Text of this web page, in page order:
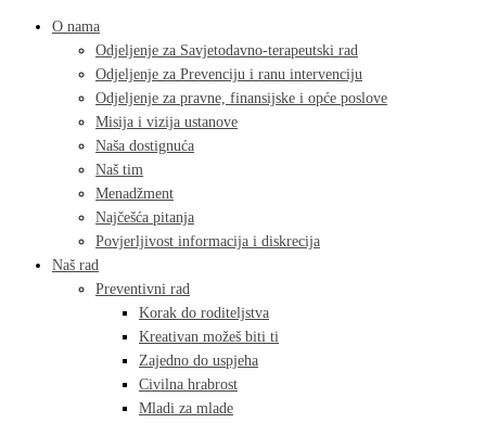
O nama
Odjeljenje za Savjetodavno-terapeutski rad
Odjeljenje za Prevenciju i ranu intervenciju
Odjeljenje za pravne, finansijske i opće poslove
Misija i vizija ustanove
Naša dostignuća
Naš tim
Menadžment
Najčešća pitanja
Povjerljivost informacija i diskrecija
Naš rad
Preventivni rad
Korak do roditeljstva
Kreativan možeš biti ti
Zajedno do uspjeha
Civilna hrabrost
Mladi za mlade